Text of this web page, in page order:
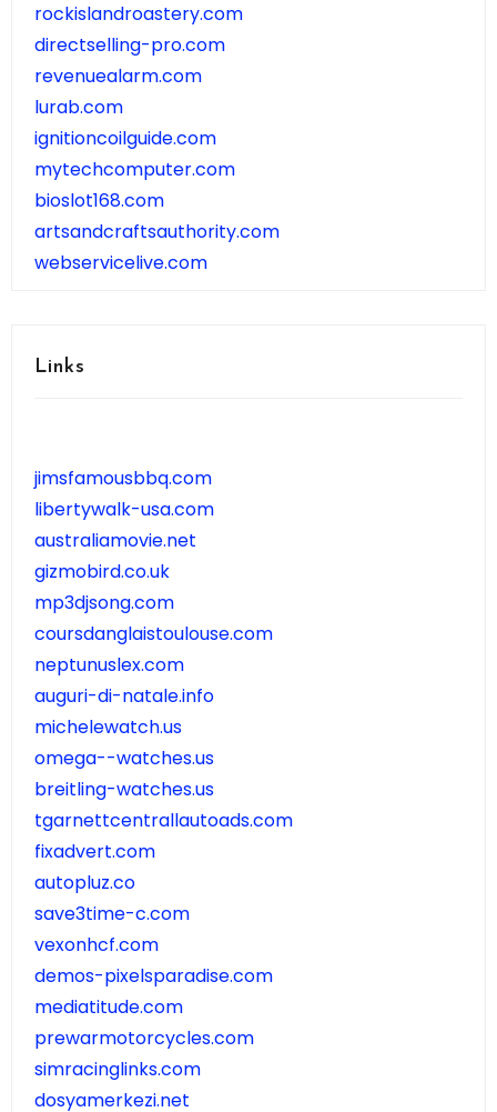
rockislandroastery.com
directselling-pro.com
revenuealarm.com
lurab.com
ignitioncoilguide.com
mytechcomputer.com
bioslot168.com
artsandcraftsauthority.com
webservicelive.com
Links
jimsfamousbbq.com
libertywalk-usa.com
australiamovie.net
gizmobird.co.uk
mp3djsong.com
coursdanglaistoulouse.com
neptunuslex.com
auguri-di-natale.info
michelewatch.us
omega--watches.us
breitling-watches.us
tgarnettcentrallautoads.com
fixadvert.com
autopluz.co
save3time-c.com
vexonhcf.com
demos-pixelsparadise.com
mediatitude.com
prewarmotorcycles.com
simracinglinks.com
dosyamerkezi.net